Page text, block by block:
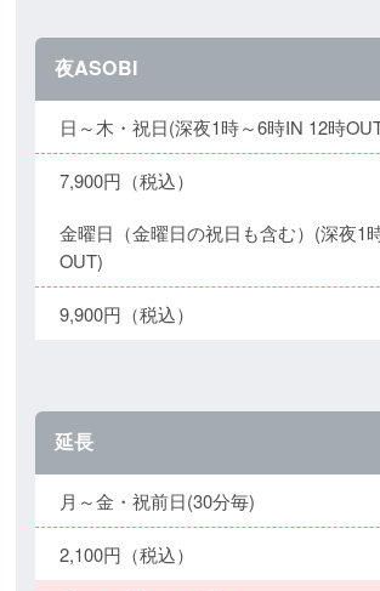
夜ASOBI
日～木・祝日(深夜1時～6時IN 12時
7,900円（税込）
金曜日（金曜日の祝日も含む）(深夜1
OUT)
9,900円（税込）
延長
月～金・祝前日(30分毎)
2,100円（税込）